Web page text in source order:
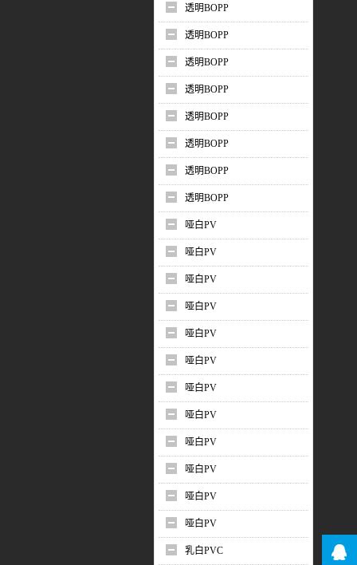
透明BOPP
透明BOPP
透明BOPP
透明BOPP
透明BOPP
透明BOPP
透明BOPP
透明BOPP
哑白PV
哑白PV
哑白PV
哑白PV
哑白PV
哑白PV
哑白PV
哑白PV
哑白PV
哑白PV
哑白PV
哑白PV
乳白PVC